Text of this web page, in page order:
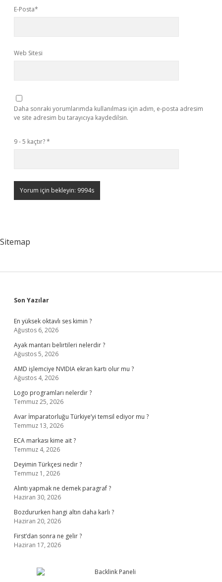
E-Posta*
Web Sitesi
Daha sonraki yorumlarımda kullanılması için adım, e-posta adresim
ve site adresim bu tarayıcıya kaydedilsin.
9 - 5 kaçtır?*
Sitemap
Sidebar
Son Yazılar
En yüksek oktavlı ses kimin ?
Ağustos 6, 2026
Ayak mantarı belirtileri nelerdir ?
Ağustos 5, 2026
AMD işlemciye NVIDIA ekran kartı olur mu ?
Ağustos 4, 2026
Logo programları nelerdir ?
Temmuz 25, 2026
Avar İmparatorluğu Türkiye’yi temsil ediyor mu ?
Temmuz 13, 2026
ECA markası kime ait ?
Temmuz 4, 2026
Deyimin Türkçesi nedir ?
Temmuz 1, 2026
Alıntı yapmak ne demek paragraf ?
Haziran 30, 2026
Bozdururken hangi altın daha karlı ?
Haziran 20, 2026
First’dan sonra ne gelir ?
Haziran 17, 2026